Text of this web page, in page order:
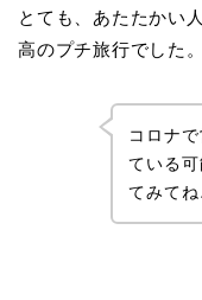
とても、あたたかい
高のプチ旅行でした。
コロナ
ている
てみてね